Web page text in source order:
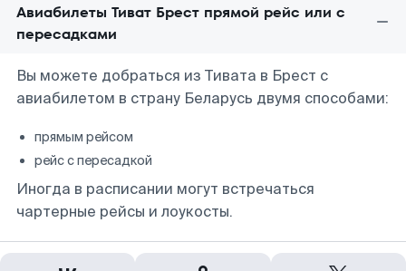
Авиабилеты Тиват Брест прямой рейс или с
пересадками
Вы можете добраться из Тивата в Брест с
авиабилетом в страну Беларусь двумя способами:
прямым рейсом
рейс с пересадкой
Иногда в расписании могут встречаться
чартерные рейсы и лоукосты.